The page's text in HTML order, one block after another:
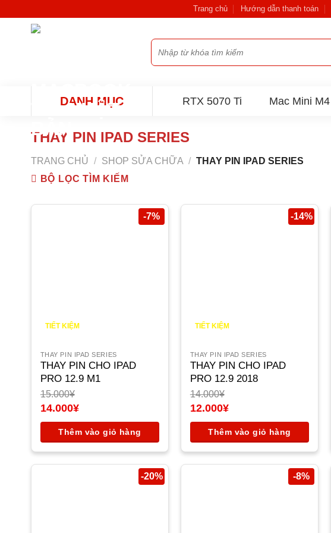
Trang chủ Hướng dẫn thanh toán
Tìm
kiếm:
DANH MỤC RTX 5070 Ti Mac Mini M4
THAY PIN IPAD SERIES
TRANG CHỦ / SHOP SỬA CHỮA / THAY PIN IPAD SERIES
BỘ LỌC TÌM KIẾM
-7%
TIẾT KIỆM
THAY PIN IPAD SERIES
THAY PIN CHO IPAD
PRO 12.9 M1
15.000¥
Giá
15.000¥.
14.000¥
hiện
tại
là:
14.000¥.
Thêm vào giỏ hàng
-14%
TIẾT KIỆM
THAY PIN IPAD SERIES
THAY PIN CHO IPAD
PRO 12.9 2018
14.000¥
Giá
14.000¥.
12.000¥
hiện
tại
là:
12.000¥.
Thêm vào giỏ hàng
-20% -8%